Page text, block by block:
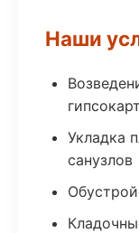
Наши
Укладка
санузлов